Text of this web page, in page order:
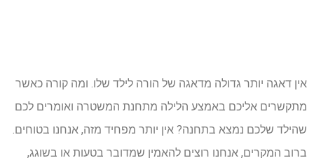
אין דאגה יותר גדולה מדאגה של הורה לילד שלו. ומה קורה כאשר
מתקשרים אליכם באמצע הלילה מתחנת המשטרה ואומרים לכם
שהילד שלכם נמצא בתחנה? אין יותר מפחיד מזה, אנחנו בטוחים.
ברוב המקרים, אנחנו רוצים להאמין שמדובר בטעות או בשוגג,